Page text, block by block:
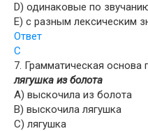
D) одинаковые по
E) с разным лексическим
Ответ
C
7. Грамматическая основа
лягушка из болота
A) выскочила из болота
B) выскочила лягушка
C) лягушка